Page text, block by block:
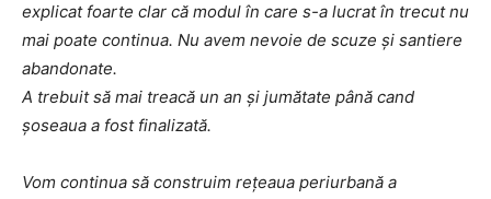
explicat foarte clar că modul în care s-a lucrat în trecut nu
mai poate continua. Nu avem nevoie de scuze și santiere
abandonate.
A trebuit să mai treacă un an și jumătate până cand
șoseaua a fost finalizată.
Vom continua să construim rețeaua periurbană a